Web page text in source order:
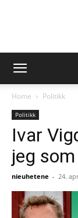
Home Politikk
Politikk
Ivar
jeg
nieuhetene - 24.